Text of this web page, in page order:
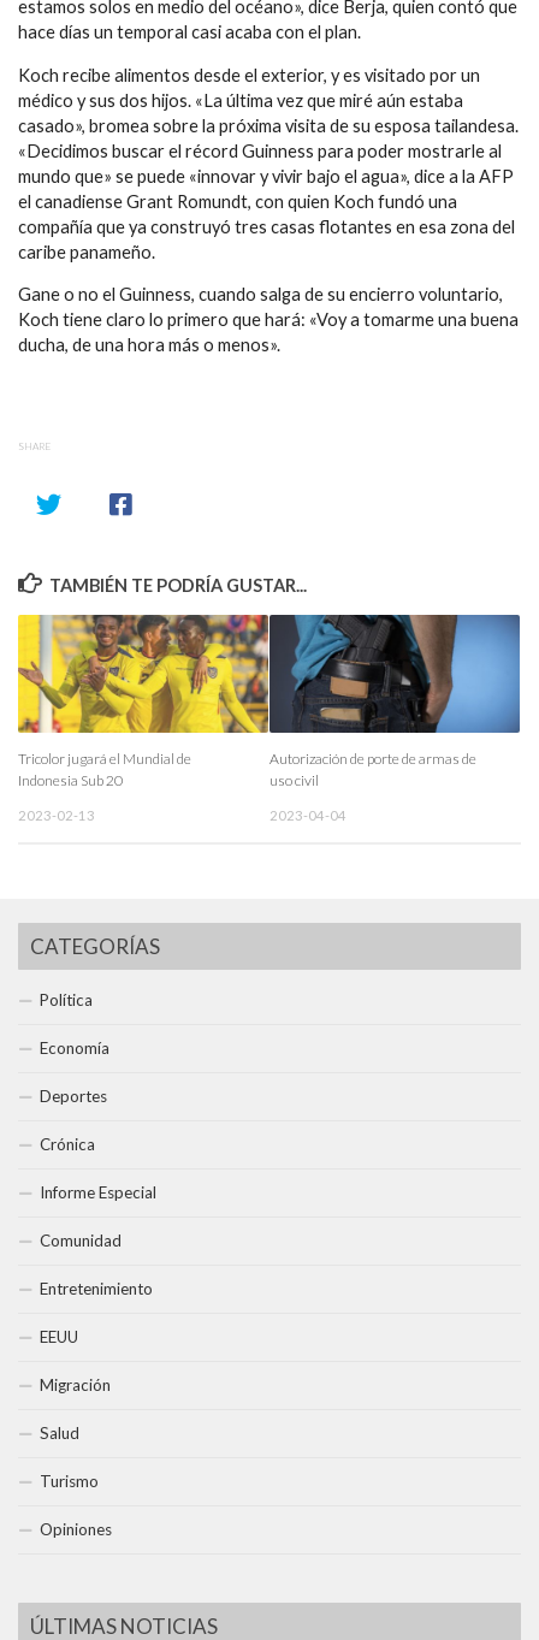
estamos solos en medio del océano», dice Berja, quien contó que
hace días un temporal casi acaba con el plan.
Koch recibe alimentos desde el exterior, y es visitado por un
médico y sus dos hijos. «La última vez que miré aún estaba
casado», bromea sobre la próxima visita de su esposa tailandesa.
«Decidimos buscar el récord Guinness para poder mostrarle al
mundo que» se puede «innovar y vivir bajo el agua», dice a la AFP
el canadiense Grant Romundt, con quien Koch fundó una
compañía que ya construyó tres casas flotantes en esa zona del
caribe panameño.
Gane o no el Guinness, cuando salga de su encierro voluntario,
Koch tiene claro lo primero que hará: «Voy a tomarme una buena
ducha, de una hora más o menos».
SHARE
TAMBIÉN TE PODRÍA GUSTAR...
Tricolor jugará el Mundial de
Indonesia Sub 20
2023-02-13
Autorización de porte de armas de
uso civil
2023-04-04
CATEGORÍAS
Política
Economía
Deportes
Crónica
Informe Especial
Comunidad
Entretenimiento
EEUU
Migración
Salud
Turismo
Opiniones
ÚLTIMAS NOTICIAS